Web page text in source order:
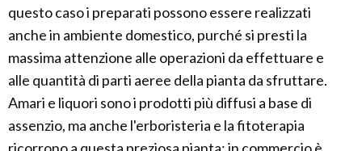
questo caso i preparati possono essere realizzati
anche in ambiente domestico, purché si presti la
massima attenzione alle operazioni da effettuare e
alle quantità di parti aeree della pianta da sfruttare.
Amari e liquori sono i prodotti più diffusi a base di
assenzio, ma anche l'erboristeria e la fitoterapia